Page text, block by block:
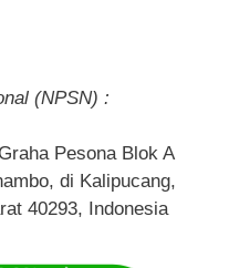
(NPSN) :
Pesona Blok A
di Kalipucang,
40293, Indonesia